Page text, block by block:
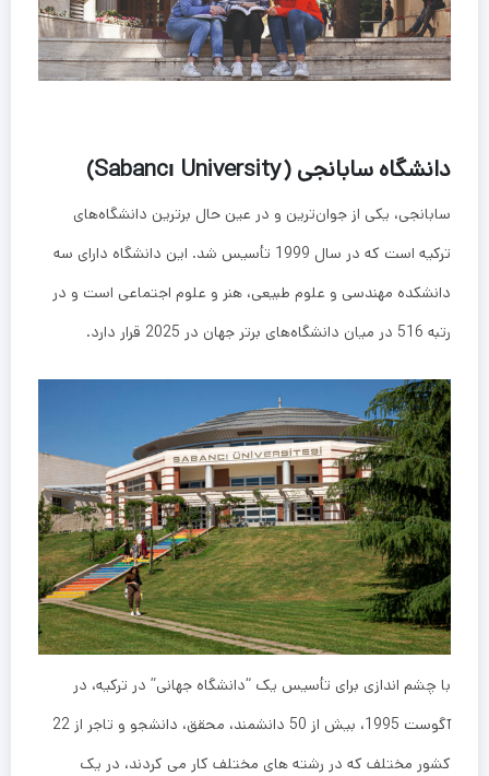
دانشگاه سابانجی (Sabancı University)
سابانجی، یکی از جوان‌ترین و در عین حال برترین دانشگاه‌های
ترکیه است که در سال 1999 تأسیس شد. این دانشگاه دارای سه
دانشکده مهندسی و علوم طبیعی، هنر و علوم اجتماعی است و در
رتبه 516 در میان دانشگاه‌های برتر جهان در 2025 قرار دارد.
با چشم اندازی برای تأسیس یک “دانشگاه جهانی” در ترکیه، در
آگوست 1995، بیش از 50 دانشمند، محقق، دانشجو و تاجر از 22
کشور مختلف که در رشته های مختلف کار می کردند، در یک